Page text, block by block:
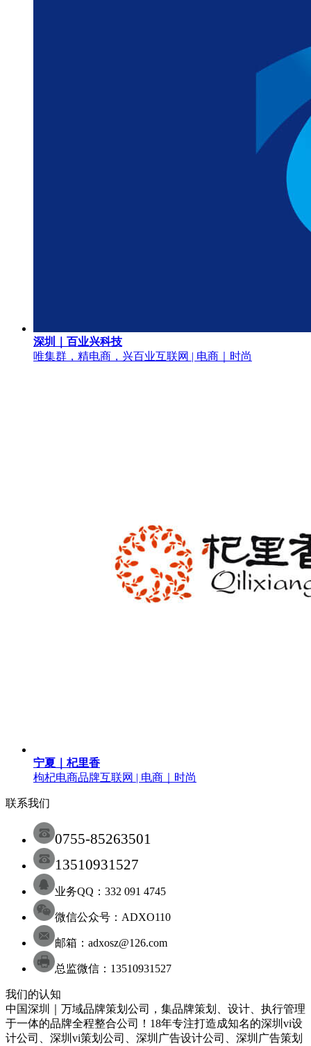
深圳｜百业兴科技
唯集群，精电商，兴百业互联网 | 电商｜时尚
宁夏｜杞里香
枸杞电商品牌互联网 | 电商｜时尚
联系我们
0755-85263501
13510931527
业务QQ：332 091 4745
微信公众号：ADXO110
邮箱：adxosz@126.com
总监微信：13510931527
我们的认知
中国深圳｜万域品牌策划公司，集品牌策划、设计、执行管理
于一体的品牌全程整合公司！18年专注打造成知名的深圳 vi设
计公司 深圳 vi策划 公司 深圳 广告设计公司 深圳 广告策划